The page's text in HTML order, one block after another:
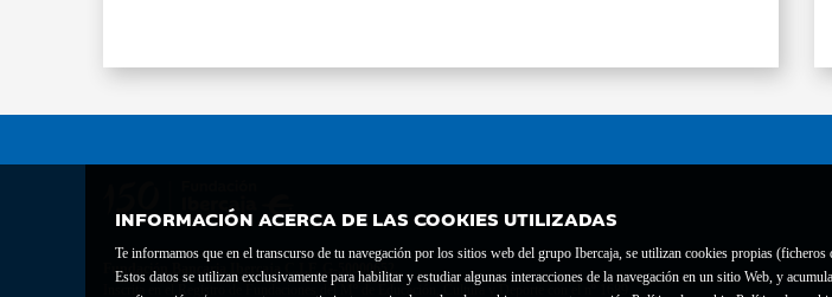
INFORMACIÓN ACERCA DE LAS COOKIES UTILIZADAS
Te informamos que en el transcurso de tu navegación por los sitios web del grupo Ibercaja, se utilizan cookies propias
Estos datos se utilizan exclusivamente para habilitar y estudiar algunas interacciones de la navegación en un sitio Web, y
Fundación Bancaria Ibercaja C.I.F. G-50000652.
Inscrita en el Registro de Fundaciones del Mº de Educación, Cultura y Deporte con el nº 1689.